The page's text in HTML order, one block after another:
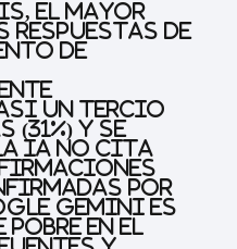
el mayor
respuestas de
de
un tercio
y se
IA no cita
por
Gemini es
en el